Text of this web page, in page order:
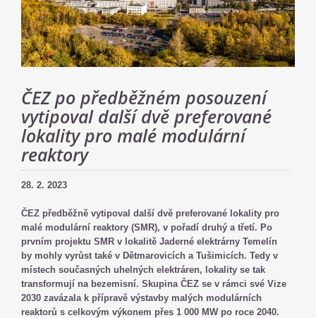
ČEZ po předběžném posouzení
vytipoval další dvě preferované
lokality pro malé modulární
reaktory
28. 2. 2023
ČEZ předběžně vytipoval další dvě preferované lokality pro
malé modulární reaktory (SMR), v pořadí druhý a třetí. Po
prvním projektu SMR v lokalitě Jaderné elektrárny Temelín
by mohly vyrůst také v Dětmarovicích a Tušimicích. Tedy v
místech současných uhelných elektráren, lokality se tak
transformují na bezemisní. Skupina ČEZ se v rámci své Vize
2030 zavázala k přípravě výstavby malých modulárních
reaktorů s celkovým výkonem přes 1 000 MW po roce 2040.